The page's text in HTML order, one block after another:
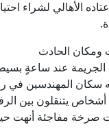
الأهالي لشراء
ومكان الحادث
عند ساعةٍ
سكان المهندسين في
أشخاص يتنقلون بين
صرخة مفاجئة أنهت